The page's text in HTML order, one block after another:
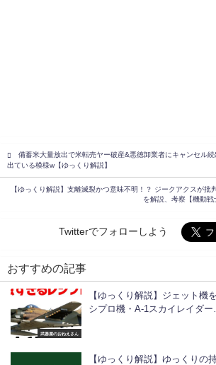
備蓄米大量放出で米転売ヤー破産&悪徳卸業者にキャンセル
出ている模様w【ゆっくり解説】
【ゆっくり解説】支離滅裂かつ意味不明！？ ジークアクスが批
を解説、考察【機動
Twitterでフォローしよう
おすすめの記事
武器屋のおねえさん
【ゆっくり解説】ジェット機
シプロ機・A-1スカイレイダー
【ゆっくり解説】ゆっくりの